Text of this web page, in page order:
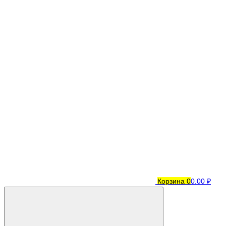
Корзина 00.00 ₽